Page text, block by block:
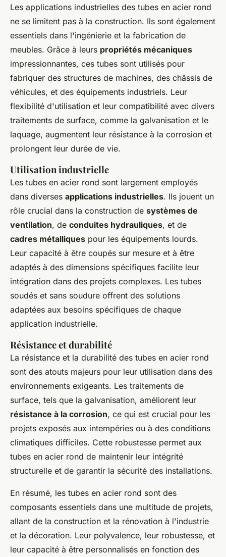
Les applications industrielles des tubes en acier rond
ne se limitent pas à la construction. Ils sont également
essentiels dans l'ingénierie et la fabrication de
meubles. Grâce à leurs propriétés mécaniques
impressionnantes, ces tubes sont utilisés pour
fabriquer des structures de machines, des châssis de
véhicules, et des équipements industriels. Leur
flexibilité d'utilisation et leur compatibilité avec divers
traitements de surface, comme la galvanisation et le
laquage, augmentent leur résistance à la corrosion et
prolongent leur durée de vie.
Utilisation industrielle
Les tubes en acier rond sont largement employés
dans diverses applications industrielles. Ils jouent un
rôle crucial dans la construction de systèmes de
ventilation, de conduites hydrauliques, et de
cadres métalliques pour les équipements lourds.
Leur capacité à être coupés sur mesure et à être
adaptés à des dimensions spécifiques facilite leur
intégration dans des projets complexes. Les tubes
soudés et sans soudure offrent des solutions
adaptées aux besoins spécifiques de chaque
application industrielle.
Résistance et durabilité
La résistance et la durabilité des tubes en acier rond
sont des atouts majeurs pour leur utilisation dans des
environnements exigeants. Les traitements de
surface, tels que la galvanisation, améliorent leur
résistance à la corrosion, ce qui est crucial pour les
projets exposés aux intempéries ou à des conditions
climatiques difficiles. Cette robustesse permet aux
tubes en acier rond de maintenir leur intégrité
structurelle et de garantir la sécurité des installations.
En résumé, les tubes en acier rond sont des
composants essentiels dans une multitude de projets,
allant de la construction et la rénovation à l'industrie
et la décoration. Leur polyvalence, leur robustesse, et
leur capacité à être personnalisés en fonction des